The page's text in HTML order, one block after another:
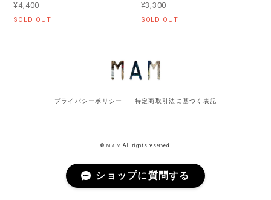
¥4,400
SOLD OUT
¥3,300
SOLD OUT
プライバシーポリシー 特定商取引法に基づく表記
© ＭＡＭ All rights reserved.
ショップに質問する